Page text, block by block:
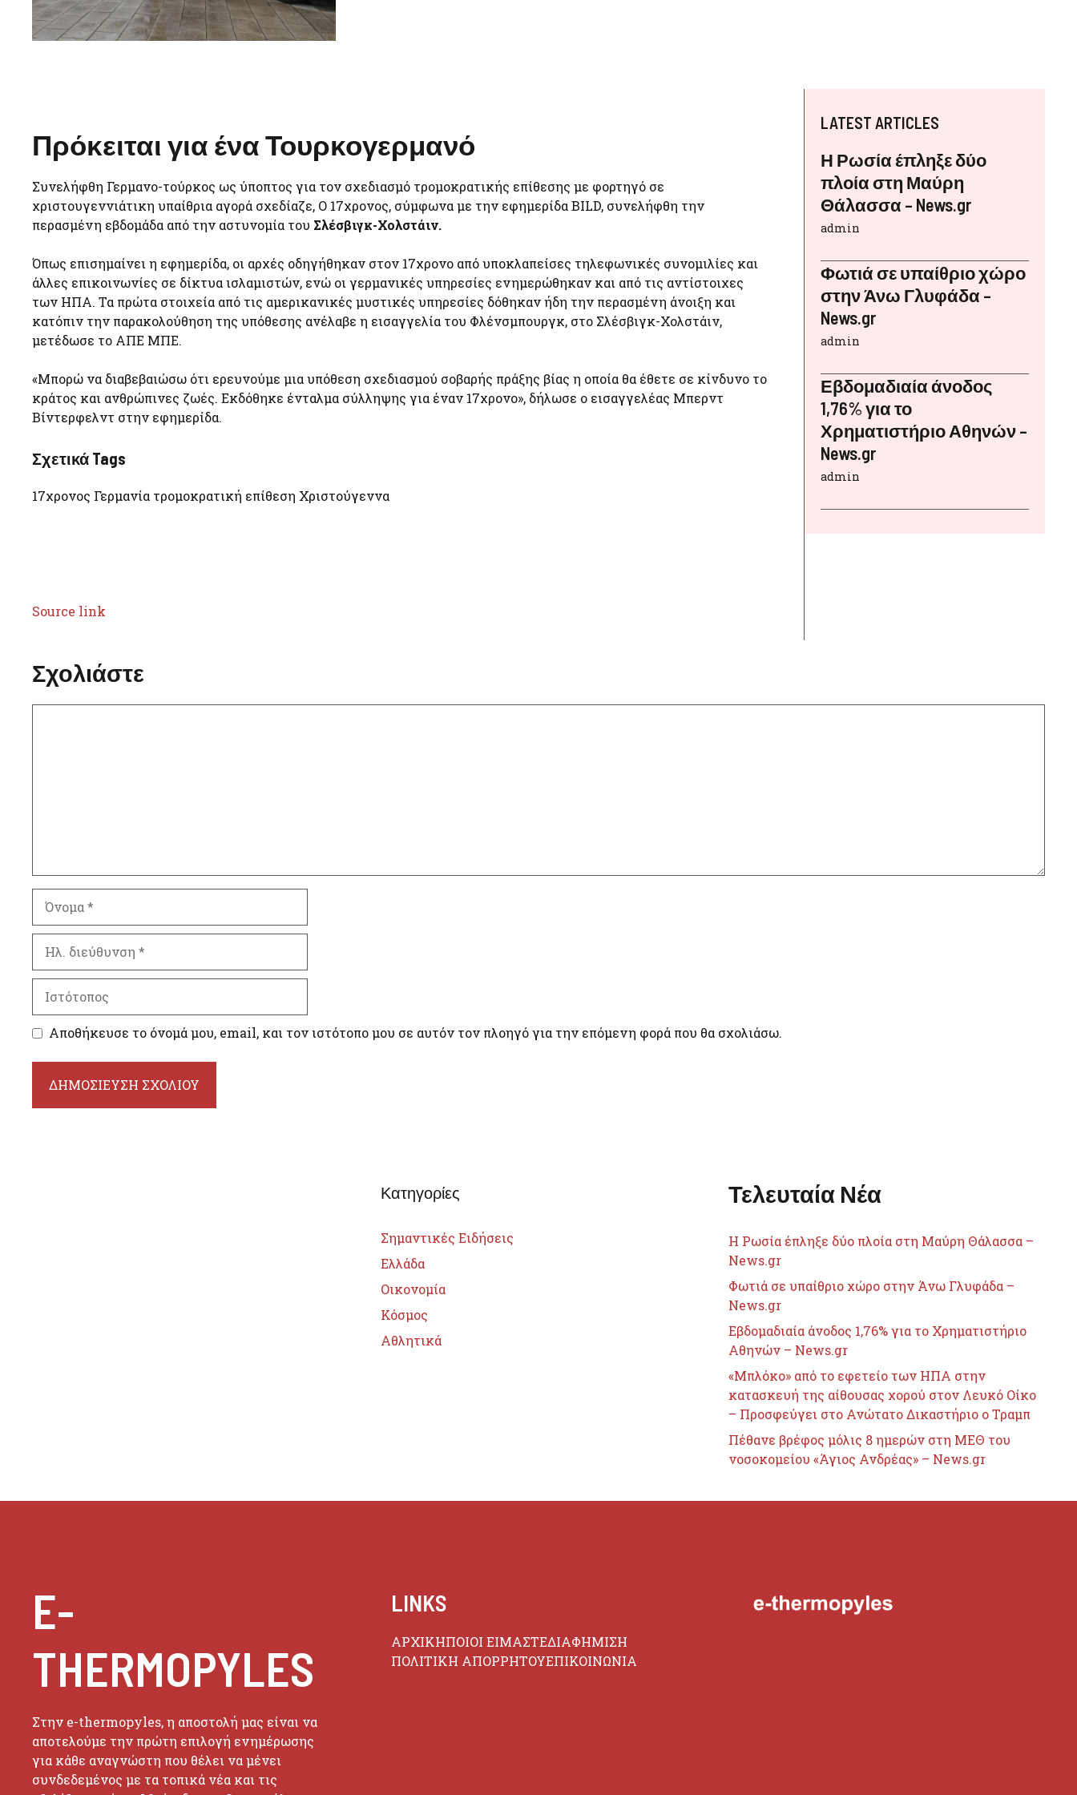
Πρόκειται για ένα Τουρκογερμανό
Συνελήφθη Γερμανο-τούρκος ως ύποπτος για τον σχεδιασμό τρομοκρατικής επίθεσης με φορτηγό σε
χριστουγεννιάτικη υπαίθρια αγορά σχεδίαζε, Ο 17χρονος, σύμφωνα με την εφημερίδα BILD, συνελήφθη την
περασμένη εβδομάδα από την αστυνομία του Σλέσβιγκ-Χολστάιν.
Όπως επισημαίνει η εφημερίδα, οι αρχές οδηγήθηκαν στον 17χρονο από υποκλαπείσες τηλεφωνικές συνομιλίες και
άλλες επικοινωνίες σε δίκτυα ισλαμιστών, ενώ οι γερμανικές υπηρεσίες ενημερώθηκαν και από τις αντίστοιχες
των ΗΠΑ. Τα πρώτα στοιχεία από τις αμερικανικές μυστικές υπηρεσίες δόθηκαν ήδη την περασμένη άνοιξη και
κατόπιν την παρακολούθηση της υπόθεσης ανέλαβε η εισαγγελία του Φλένσμπουργκ, στο Σλέσβιγκ-Χολστάιν,
μετέδωσε το ΑΠΕ ΜΠΕ.
«Μπορώ να διαβεβαιώσω ότι ερευνούμε μια υπόθεση σχεδιασμού σοβαρής πράξης βίας η οποία θα έθετε σε κίνδυνο το
κράτος και ανθρώπινες ζωές. Εκδόθηκε ένταλμα σύλληψης για έναν 17χρονο», δήλωσε ο εισαγγελέας Μπερντ
Βίντερφελντ στην εφημερίδα.
Σχετικά Tags
17χρονος Γερμανία τρομοκρατική επίθεση Χριστούγεννα
Source link
LATEST ARTICLES
Η Ρωσία έπληξε δύο
πλοία στη Μαύρη
Θάλασσα – News.gr
admin
Φωτιά σε υπαίθριο χώρο
στην Άνω Γλυφάδα –
News.gr
admin
Εβδομαδιαία άνοδος
1,76% για το
Χρηματιστήριο Αθηνών –
News.gr
admin
Σχολιάστε
διεύθυνση
Αποθήκευσε το όνομά μου, email, και τον ιστότοπο μου σε αυτόν τον πλοηγό για την επόμενη φορά που θα σχολιάσω.
Κατηγορίες
Σημαντικές Ειδήσεις
Ελλάδα
Οικονομία
Κόσμος
Αθλητικά
Τελευταία Νέα
Η Ρωσία έπληξε δύο πλοία στη Μαύρη Θάλασσα –
News.gr
Φωτιά σε υπαίθριο χώρο στην Άνω Γλυφάδα –
News.gr
Εβδομαδιαία άνοδος 1,76% για το Χρηματιστήριο
Αθηνών – News.gr
«Μπλόκο» από το εφετείο των ΗΠΑ στην
κατασκευή της αίθουσας χορού στον Λευκό Οίκο
– Προσφεύγει στο Ανώτατο Δικαστήριο ο Τραμπ
Πέθανε βρέφος μόλις 8 ημερών στη ΜΕΘ του
νοσοκομείου «Άγιος Ανδρέας» – News.gr
E-
THERMOPYLES
Στην e-thermopyles, η αποστολή μας είναι να
αποτελούμε την πρώτη επιλογή ενημέρωσης
για κάθε αναγνώστη που θέλει να μένει
συνδεδεμένος με τα τοπικά νέα και τις
LINKS
ΑΡΧΙΚΗΠΟΙΟΙ ΕΙΜΑΣΤΕΔΙΑΦΗΜΙΣΗ
ΠΟΛΙΤΙΚΗ ΑΠΟΡΡΗΤΟΥΕΠΙΚΟΙΝΩΝΙΑ